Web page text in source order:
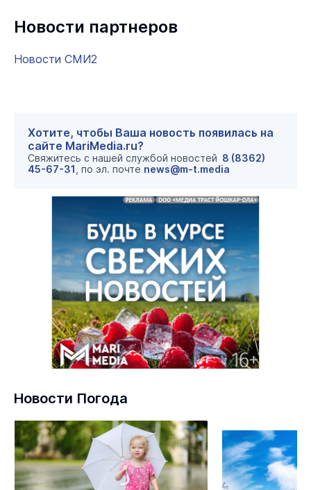
Новости партнеров
Новости СМИ2
Хотите, чтобы Ваша новость появилась на
сайте MariMedia.ru?
Свяжитесь с нашей службой новостей 8 (8362)
45-67-31 , по эл. почте news@m-t.media
Новости Погода